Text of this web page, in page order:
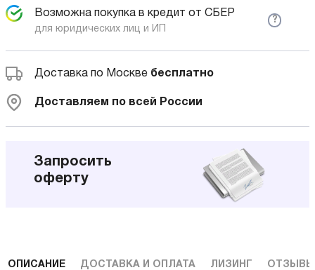
Возможна покупка в кредит от СБЕР
для юридических лиц и ИП
?
Доставка по Москве бесплатно
Доставляем по всей России
Запросить
оферту
ОПИСАНИЕ ДОСТАВКА И ОПЛАТА ЛИЗИНГ ОТЗЫВЫ